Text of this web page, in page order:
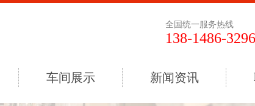
全国统一服务热线
138-1486-3296
车间展示 新闻资讯